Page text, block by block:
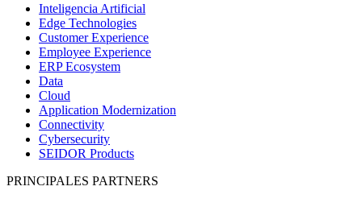
Inteligencia Artificial
Edge Technologies
Customer Experience
Employee Experience
ERP Ecosystem
Data
Cloud
Application Modernization
Connectivity
Cybersecurity
SEIDOR Products
PRINCIPALES PARTNERS